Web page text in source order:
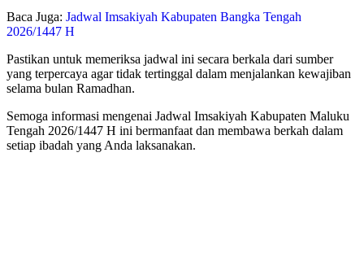
Baca Juga: Jadwal Imsakiyah Kabupaten Bangka Tengah
2026/1447 H
Pastikan untuk memeriksa jadwal ini secara berkala dari sumber
yang terpercaya agar tidak tertinggal dalam menjalankan kewajiban
selama bulan Ramadhan.
Semoga informasi mengenai Jadwal Imsakiyah Kabupaten Maluku
Tengah 2026/1447 H ini bermanfaat dan membawa berkah dalam
setiap ibadah yang Anda laksanakan.